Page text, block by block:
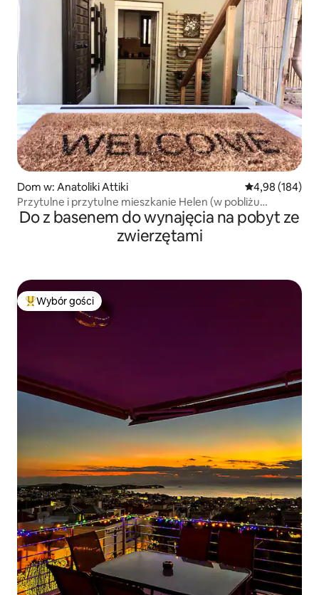
Dom w: Anatoliki Attiki Średnia
4,98 (184)
Przytulne i przytulne mieszkanie Helen (w pobliżu
lotniska)
Do z basenem do wynajęcia na pobyt ze
zwierzętami
Najpopularniejsze z kategorii Wybór gości
Wybór gości